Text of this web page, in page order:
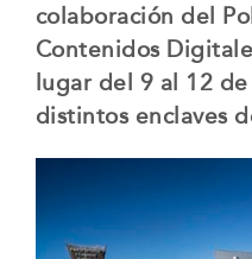
colaboración del
Contenidos
lugar del 9 al 12
distintos enclaves